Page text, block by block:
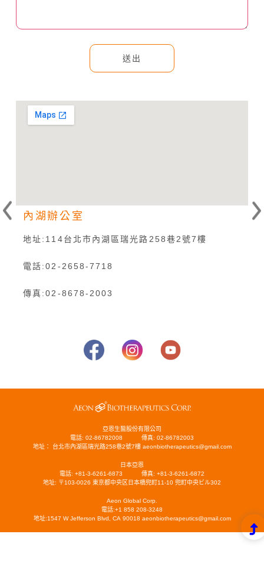
送出
my maps embed google
內湖辦公室
地址:114台北市內湖區瑞光路258巷2號7樓
電話:02-2658-7718
傳真:02-8678-2003
亞恩生醫股份有限公司
電話: 02-86782008
傳真: 02-86782003
地址： 台北市內湖區瑞光路258巷2號7樓 aeonbiotherapeutics@gmail.com
日本亞恩
電話: +81-3-6261-6873
傳真: +81-3-6261-6872
地址: 〒103-0026 東京都中央区日本橋兜町11-10 兜町中央ビル302
Aeon Global Corp.
電話:+1 858 208-3248
地址:1547 W Jefferson Blvd, CA 90018 aeonbiotherapeutics@gmail.com